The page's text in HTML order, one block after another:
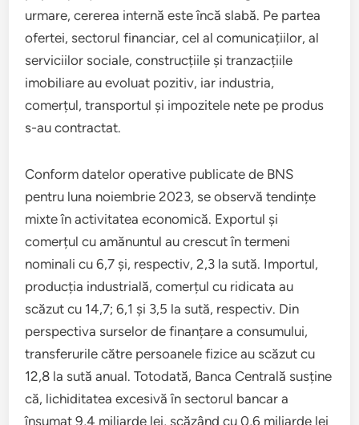
urmare, cererea internă este încă slabă. Pe partea
ofertei, sectorul financiar, cel al comunicațiilor, al
serviciilor sociale, construcțiile și tranzacțiile
imobiliare au evoluat pozitiv, iar industria,
comerțul, transportul și impozitele nete pe produs
s-au contractat.
Conform datelor operative publicate de BNS
pentru luna noiembrie 2023, se observă tendințe
mixte în activitatea economică. Exportul și
comerțul cu amănuntul au crescut în termeni
nominali cu 6,7 și, respectiv, 2,3 la sută. Importul,
producția industrială, comerțul cu ridicata au
scăzut cu 14,7; 6,1 și 3,5 la sută, respectiv. Din
perspectiva surselor de finanțare a consumului,
transferurile către persoanele fizice au scăzut cu
12,8 la sută anual. Totodată, Banca Centrală susține
că, lichiditatea excesivă în sectorul bancar a
însumat 9,4 miliarde lei, scăzând cu 0,6 miliarde lei